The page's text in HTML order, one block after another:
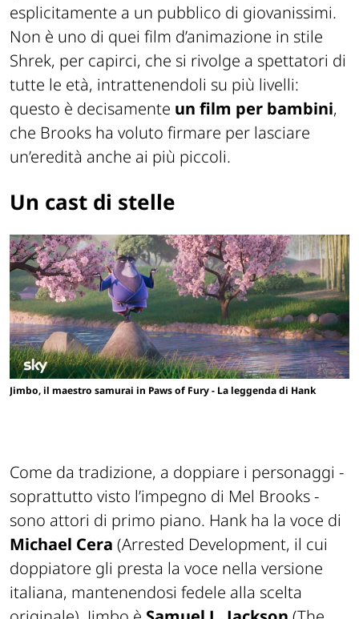
esplicitamente a un pubblico di giovanissimi.
Non è uno di quei film d’animazione in stile
Shrek, per capirci, che si rivolge a spettatori di
tutte le età, intrattenendoli su più livelli:
questo è decisamente un film per bambini,
che Brooks ha voluto firmare per lasciare
un’eredità anche ai più piccoli.
Un cast di stelle
Jimbo, il maestro samurai in Paws of Fury - La leggenda di Hank
Come da tradizione, a doppiare i personaggi -
soprattutto visto l’impegno di Mel Brooks -
sono attori di primo piano. Hank ha la voce di
Michael Cera (Arrested Development, il cui
doppiatore gli presta la voce nella versione
italiana, mantenendosi fedele alla scelta